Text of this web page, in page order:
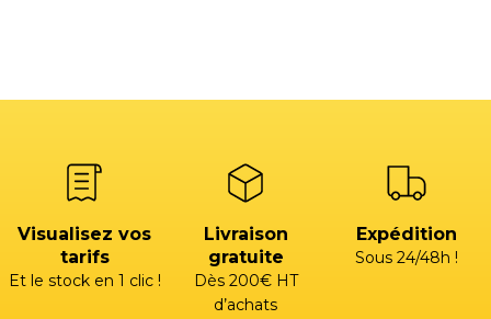
Visualisez vos
tarifs
Et le stock en 1 clic !
Livraison
gratuite
Dès 200€ HT
d’achats
Expédition
Sous 24/48h !